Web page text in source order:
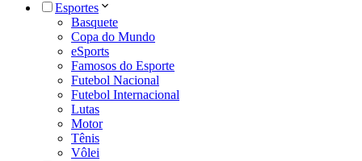
Esportes
Basquete
Copa do Mundo
eSports
Famosos do Esporte
Futebol Nacional
Futebol Internacional
Lutas
Motor
Tênis
Vôlei